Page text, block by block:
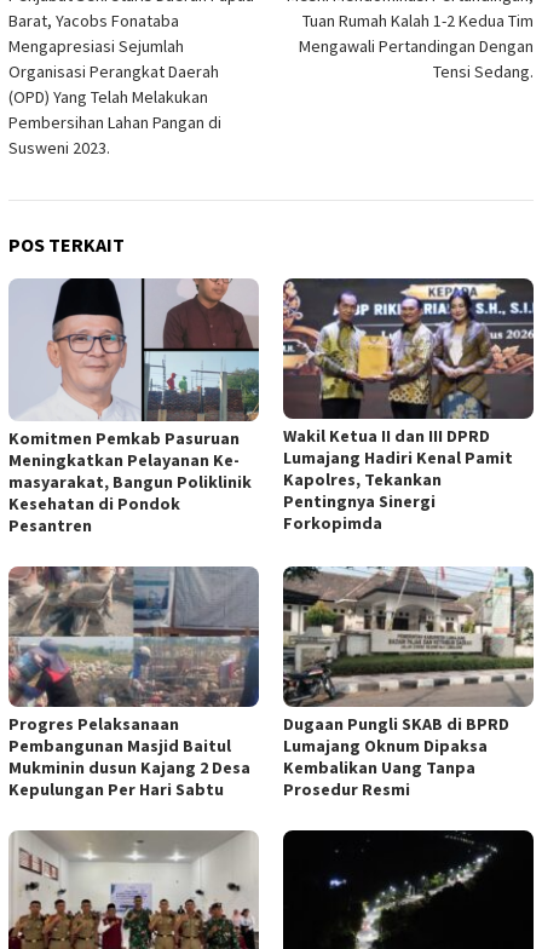
pos
Barat, Yacobs Fonataba
Mengapresiasi Sejumlah
Organisasi Perangkat Daerah
(OPD) Yang Telah Melakukan
Pembersihan Lahan Pangan di
Susweni 2023.
Tuan Rumah Kalah 1-2 Kedua Tim
Mengawali Pertandingan Dengan
Tensi Sedang.
POS TERKAIT
Komitmen Pemkab Pasuruan
Meningkatkan Pelayanan Ke-
masyarakat, Bangun Poliklinik
Kesehatan di Pondok
Pesantren
Wakil Ketua II dan III DPRD
Lumajang Hadiri Kenal Pamit
Kapolres, Tekankan
Pentingnya Sinergi
Forkopimda
Progres Pelaksanaan
Pembangunan Masjid Baitul
Mukminin dusun Kajang 2 Desa
Kepulungan Per Hari Sabtu
Dugaan Pungli SKAB di BPRD
Lumajang Oknum Dipaksa
Kembalikan Uang Tanpa
Prosedur Resmi